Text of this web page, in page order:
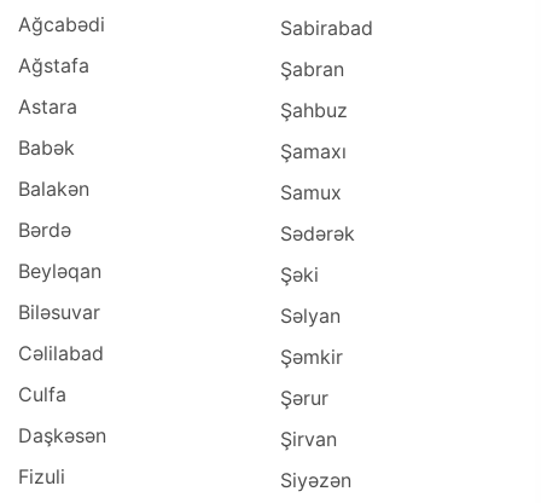
Ağcabədi
Ağstafa
Astara
Babək
Balakən
Bərdə
Beyləqan
Biləsuvar
Cəlilabad
Culfa
Daşkəsən
Fizuli
Sabirabad
Şabran
Şahbuz
Şamaxı
Samux
Sədərək
Şəki
Səlyan
Şəmkir
Şərur
Şirvan
Siyəzən